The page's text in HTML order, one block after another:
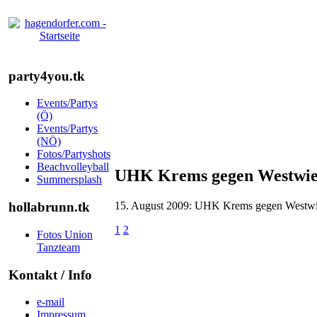
party4you.tk
Events/Partys
(Ö)
Events/Partys
(NÖ)
Fotos/Partyshots
Beachvolleyball
Summersplash
hollabrunn.tk
Fotos Union
Tanzteam
Kontakt / Info
e-mail
UHK Krems gegen
15. August 2009: UHK Krems gegen
1 2